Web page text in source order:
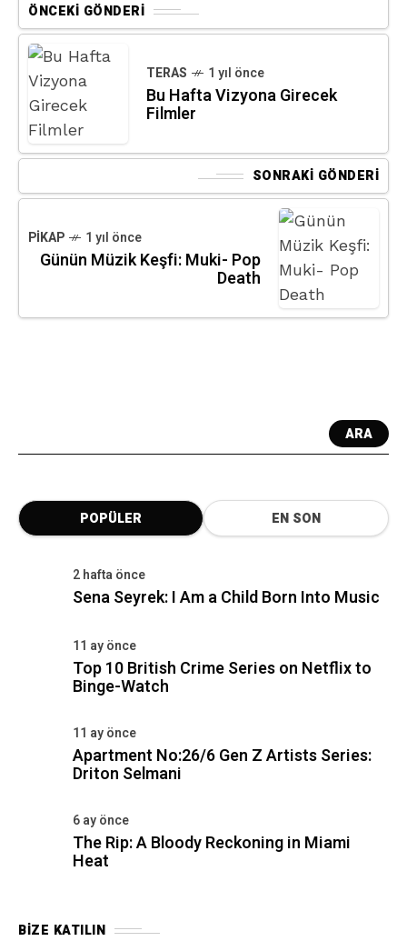
ÖNCEKI GÖNDERI
TERAS 1 yıl önce
Bu Hafta Vizyona Girecek
Filmler
SONRAKI GÖNDERI
PIKAP 1 yıl önce
Günün Müzik Keşfi: Muki- Pop
Death
ARA
POPÜLER EN SON
2 hafta önce
Sena Seyrek: I Am a Child Born Into Music
11 ay önce
Top 10 British Crime Series on Netflix to
Binge-Watch
11 ay önce
Apartment No:26/6 Gen Z Artists Series:
Driton Selmani
6 ay önce
The Rip: A Bloody Reckoning in Miami
Heat
BIZE KATILIN